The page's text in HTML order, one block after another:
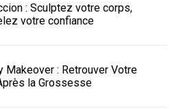
: Sculptez votre corps,
votre confiance
Makeover : Retrouver Votre
la Grossesse